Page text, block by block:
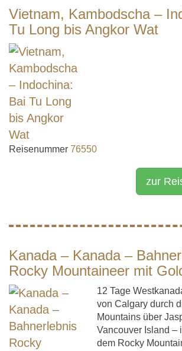
Vietnam, Kambodscha –
Tu Long bis Angkor Wat
Reisenummer 76550
zur
Kanada – Kanada –
Rocky Mountaineer mit
12 Tage
von Calgary durch
Mountains über
Vancouver Island –
dem Rocky